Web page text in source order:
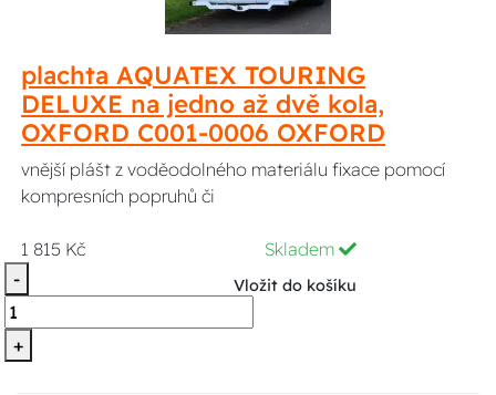
plachta AQUATEX TOURING
DELUXE na jedno až dvě kola,
OXFORD C001-0006 OXFORD
vnější plášt z voděodolného materiálu fixace pomocí
kompresních popruhů či
1 815 Kč
Skladem
-
+
Vložit do košíku